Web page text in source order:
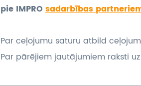
pie IMPRO sadarbības
Par ceļojumu saturu atbild
Par pārējiem jautājumiem raksti uz